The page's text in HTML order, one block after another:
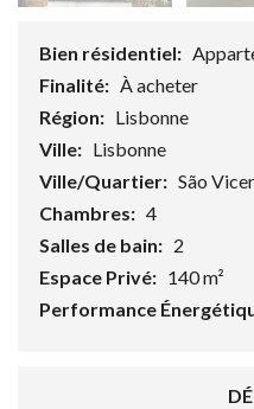
Bien résidentiel:
Finalité: À acheter
Région: Lisbonne
Ville: Lisbonne
Ville/Quartier: São
Chambres: 4
Salles de bain: 2
Espace Privé: 140 m²
Performance